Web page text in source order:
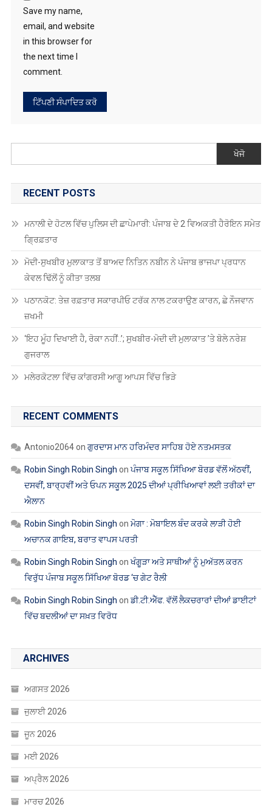
Save my name,
email, and website
in this browser for
the next time I
comment.
ਖੋਜੋ
RECENT POSTS
ਮਨਾਲੀ ਦੇ ਹੋਟਲ ਵਿੱਚ ਪੁਲਿਸ ਦੀ ਛਾਪੇਮਾਰੀ: ਪੰਜਾਬ ਦੇ 2 ਵਿਅਕਤੀ ਹੈਰੋਇਨ ਸਮੇਤ
ਗ੍ਰਿਫ਼ਤਾਰ
ਮੋਦੀ-ਸੁਖਬੀਰ ਮੁਲਾਕਾਤ ਤੋਂ ਬਾਅਦ ਨਿਤਿਨ ਨਬੀਨ ਨੇ ਪੰਜਾਬ ਭਾਜਪਾ ਪ੍ਰਧਾਨ
ਕੇਵਲ ਢਿੱਲੋਂ ਨੂੰ ਕੀਤਾ ਤਲਬ
ਪਠਾਨਕੋਟ: ਤੇਜ਼ ਰਫ਼ਤਾਰ ਸਕਾਰਪੀਓ ਟਰੱਕ ਨਾਲ ਟਕਰਾਉਣ ਕਾਰਨ, ਛੇ ਨੌਜਵਾਨ
ਜ਼ਖਮੀ
‘ਇਹ ਮੂੰਹ ਦਿਖਾਈ ਹੈ, ਰੋਕਾ ਨਹੀਂ..’; ਸੁਖਬੀਰ-ਮੋਦੀ ਦੀ ਮੁਲਾਕਾਤ ’ਤੇ ਬੋਲੇ ਨਰੇਸ਼
ਗੁਜਰਾਲ
ਮਲੇਰਕੋਟਲਾ ਵਿੱਚ ਕਾਂਗਰਸੀ ਆਗੂ ਆਪਸ ਵਿੱਚ ਭਿੜੇ
RECENT COMMENTS
Antonio2064on ਗੁਰਦਾਸ ਮਾਨ ਹਰਿਮੰਦਰ ਸਾਹਿਬ ਹੋਏ ਨਤਮਸਤਕ
Robin Singh Robin Singh onਪੰਜਾਬ ਸਕੂਲ ਸਿੱਖਿਆ ਬੋਰਡ ਵੱਲੋਂ ਅੱਠਵੀਂ,
ਦਸਵੀਂ, ਬਾਰ੍ਹਵੀਂ ਅਤੇ ਓਪਨ ਸਕੂਲ 2025 ਦੀਆਂ ਪ੍ਰੀਖਿਆਵਾਂ ਲਈ ਤਰੀਕਾਂ ਦਾ
ਐਲਾਨ
Robin Singh Robin Singh on ਮੋਗਾ : ਮੋਬਾਇਲ ਬੰਦ ਕਰਕੇ ਲਾੜੀ ਹੋਈ
ਅਚਾਨਕ ਗਾਇਬ, ਬਰਾਤ ਵਾਪਸ ਪਰਤੀ
Robin Singh Robin Singh onਖੰਗੂੜਾ ਅਤੇ ਸਾਥੀਆਂ ਨੂੰ ਮੁਅੱਤਲ ਕਰਨ
ਵਿਰੁੱਧ ਪੰਜਾਬ ਸਕੂਲ ਸਿੱਖਿਆ ਬੋਰਡ ‘ਚ ਗੇਟ ਰੈਲੀ
Robin Singh Robin Singh onਡੀ.ਟੀ.ਐੱਫ. ਵੱਲੋਂ ਲੈਕਚਰਾਰਾਂ ਦੀਆਂ ਡਾਈਟਾਂ
ਵਿੱਚ ਬਦਲੀਆਂ ਦਾ ਸਖ਼ਤ ਵਿਰੋਧ
ARCHIVES
ਅਗਸਤ 2026
ਜੁਲਾਈ 2026
ਜੂਨ 2026
ਮਈ 2026
ਅਪ੍ਰੈਲ 2026
ਮਾਰਚ 2026